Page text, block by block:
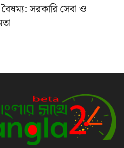
সরকারি সেবা ও